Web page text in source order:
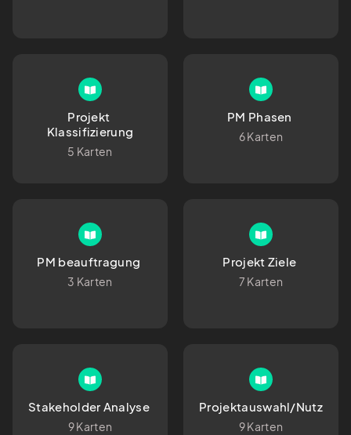
Projekt
Klassifizierung
5 Karten
6 Karten
3 Karten 7 Karten
9 Karten
Projektauswahl/
9 Karten